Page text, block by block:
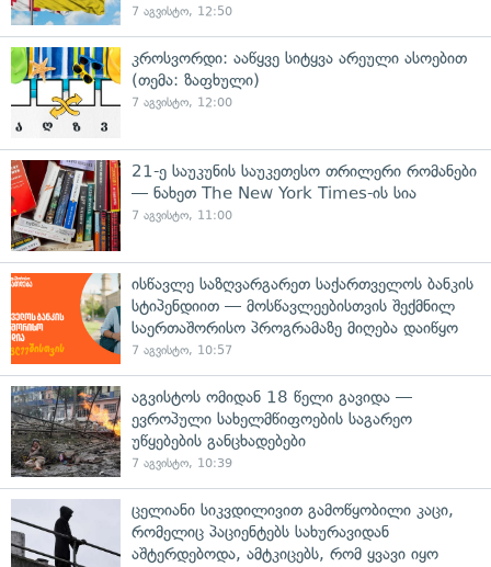
7 აგვისტო, 12:50
კროსვორდი: ააწყვე სიტყვა არეული ასოებით
(თემა: ზაფხული)
7 აგვისტო, 12:00
21-ე საუკუნის საუკეთესო თრილერი რომანები
— ნახეთ The New York Times-ის სია
7 აგვისტო, 11:00
ისწავლე საზღვარგარეთ საქართველოს ბანკის
სტიპენდიით — მოსწავლეებისთვის შექმნილ
საერთაშორისო პროგრამაზე მიღება დაიწყო
7 აგვისტო, 10:57
აგვისტოს ომიდან 18 წელი გავიდა —
ევროპული სახელმწიფოების საგარეო
უწყებების განცხადებები
7 აგვისტო, 10:39
ცელიანი სიკვდილივით გამოწყობილი კაცი,
რომელიც პაციენტებს სახურავიდან
აშტერდებოდა, ამტკიცებს, რომ ყვავი იყო